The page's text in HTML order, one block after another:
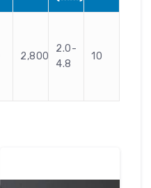
2,800
2.0-
4.8
10